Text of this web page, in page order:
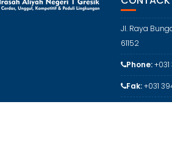
Jl. Raya
61152
Phone:
Fak:+031